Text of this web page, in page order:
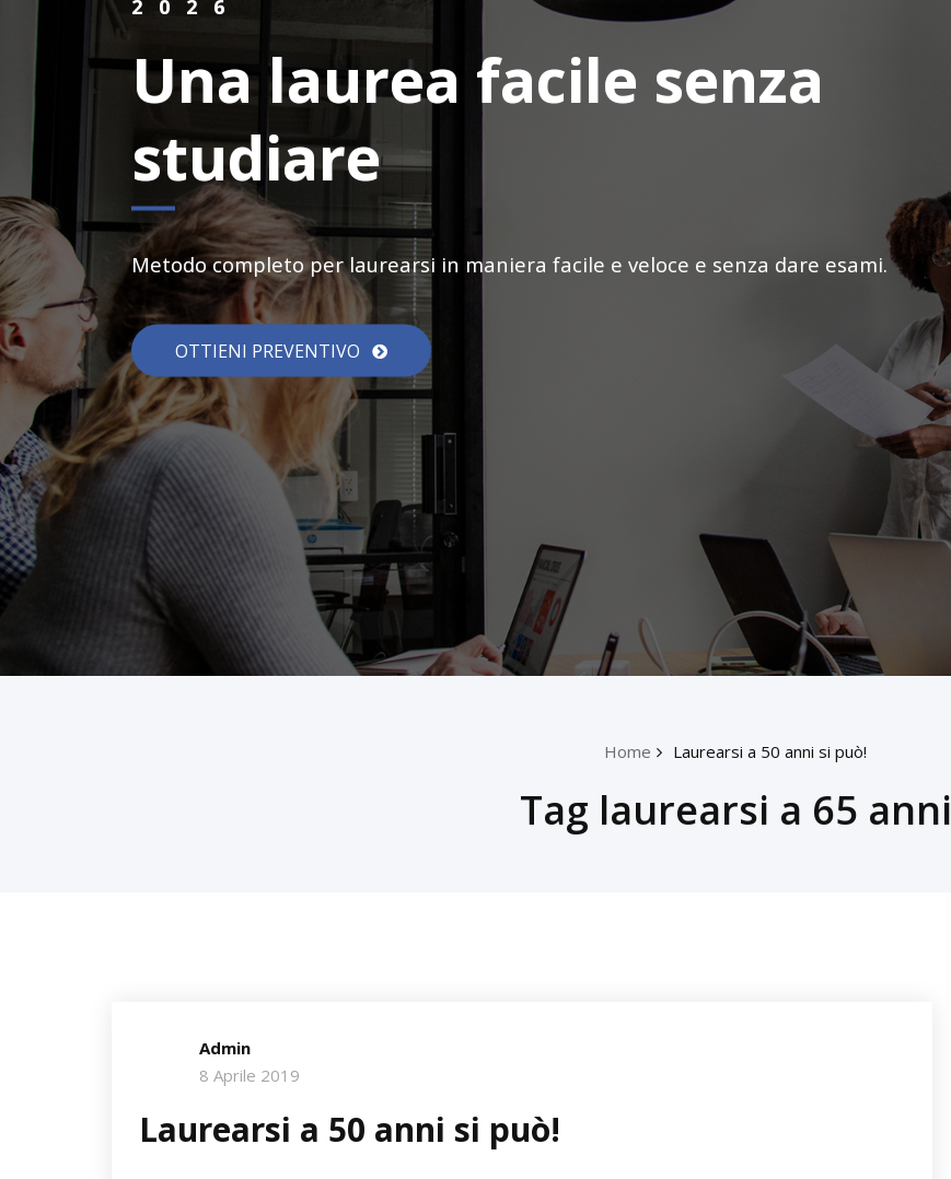
2026
Una laurea facile senza
studiare
Metodo completo per laurearsi in maniera facile e veloce e senza dare esami.
OTTIENI PREVENTIVO
Home Laurearsi a 50 anni si può!
Tag laurearsi a 65 anni
Admin
8 Aprile 2019
Laurearsi a 50 anni si può!